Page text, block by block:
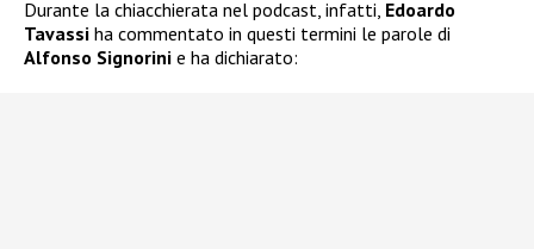
Durante la chiacchierata nel podcast, infatti, Edoardo
Tavassi ha commentato in questi termini le parole di
Alfonso Signorini e ha dichiarato: